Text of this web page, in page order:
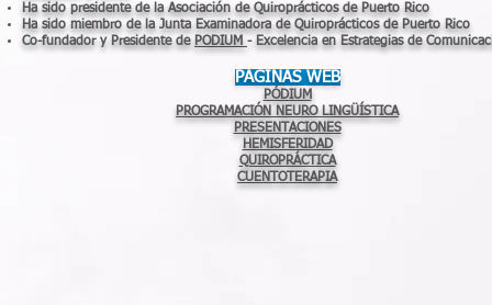
Ha sido presidente de la Asociación de Quiroprácticos de Puerto Rico
Ha sido miembro de la Junta Examinadora de Quiroprácticos de Puerto Rico
Co-fundador y Presidente de PODIUM - Excelencia en Estrategias de
PÁGINAS WEB
PÓDIUM
PROGRAMACIÓN NEURO LINGÜÍSTICA
PRESENTACIONES
HEMISFERIDAD
QUIROPRÁCTICA
CUENTOTERAPIA